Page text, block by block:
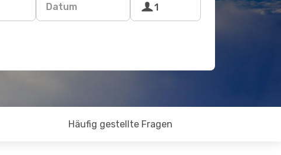
Datum 1
Häufig gestellte Fragen